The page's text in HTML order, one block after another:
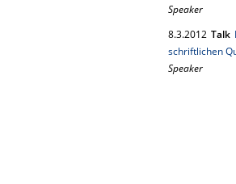
Speaker
8.3.2012 Talk
schriftlichen
Speaker